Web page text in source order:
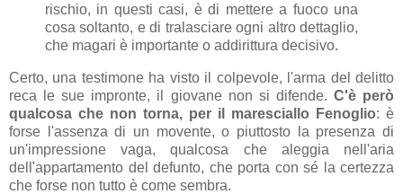
rischio, in questi casi, è di mettere a fuoco una
cosa soltanto, e di tralasciare ogni altro dettaglio,
che magari è importante o addirittura decisivo.
Certo, una testimone ha visto il colpevole, l'arma del delitto
reca le sue impronte, il giovane non si difende. C'è però
qualcosa che non torna, per il maresciallo Fenoglio: è
forse l'assenza di un movente, o piuttosto la presenza di
un'impressione vaga, qualcosa che aleggia nell'aria
dell'appartamento del defunto, che porta con sé la certezza
che forse non tutto è come sembra.